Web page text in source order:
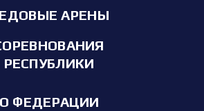
АРЕНЫ
РЕСПУБЛИКИ
О ФЕДЕРАЦИИ